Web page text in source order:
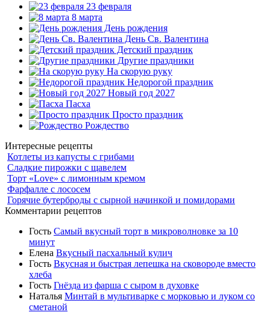
23 февраля
8 марта
День рождения
День Св. Валентина
Детский праздник
Другие праздники
На скорую руку
Недорогой праздник
Новый год 2027
Пасха
Просто праздник
Рождество
Интересные рецепты
Котлеты из капусты с грибами
Сладкие пирожки с щавелем
Торт «Love» с лимонным кремом
Фарфалле с лососем
Горячие бутерброды с сырной начинкой и помидорами
Комментарии рецептов
Гость Самый вкусный торт в микроволновке за 10
минут
Елена Вкусный пасхальный кулич
Гость Вкусная и быстрая лепешка на сковороде вместо
хлеба
Гость Гнёзда из фарша с сыром в духовке
Наталья Минтай в мультиварке с морковью и луком со
сметаной